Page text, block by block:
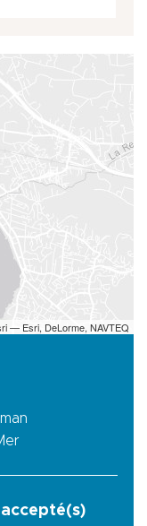
— Esri, DeLorme, NAVTEQ